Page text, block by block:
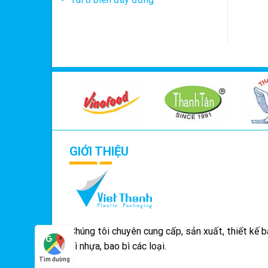
GIỚI THIỆU
Chúng tôi chuyên cung cấp, sản xuất, thiết kế
bì nhựa, bao bì các loại.
Tìm đường